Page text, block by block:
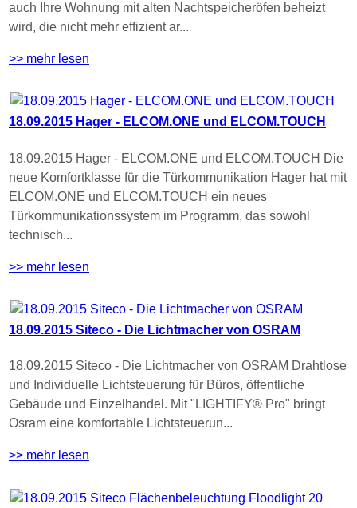
auch Ihre Wohnung mit alten Nachtspeicheröfen beheizt
wird, die nicht mehr effizient ar...
>> mehr lesen
18.09.2015 Hager - ELCOM.ONE und ELCOM.TOUCH
18.09.2015 Hager - ELCOM.ONE und ELCOM.TOUCH Die
neue Komfortklasse für die Türkommunikation Hager hat mit
ELCOM.ONE und ELCOM.TOUCH ein neues
Türkommunikationssystem im Programm, das sowohl
technisch...
>> mehr lesen
18.09.2015 Siteco - Die Lichtmacher von OSRAM
18.09.2015 Siteco - Die Lichtmacher von OSRAM Drahtlose
und Individuelle Lichtsteuerung für Büros, öffentliche
Gebäude und Einzelhandel. Mit "LIGHTIFY® Pro" bringt
Osram eine komfortable Lichtsteuerun...
>> mehr lesen